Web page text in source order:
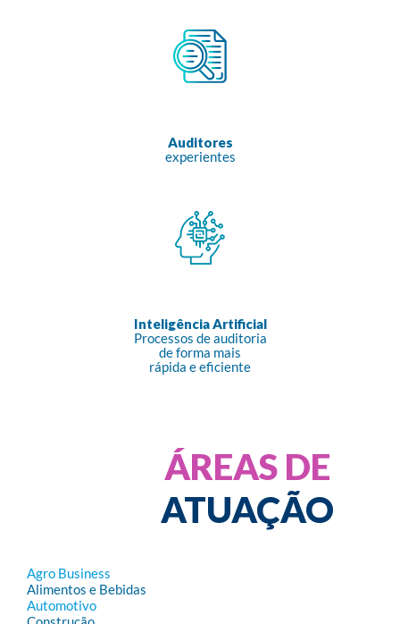
Auditores
experientes
Inteligência Artificial
Processos de auditoria
de forma mais
rápida e eficiente
ÁREAS DE
ATUAÇÃO
Agro Business
Alimentos e Bebidas
Automotivo